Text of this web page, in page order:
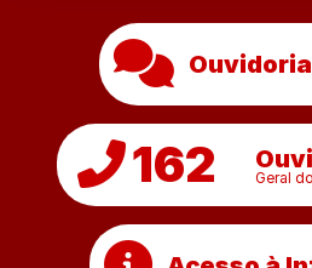
162 Geral